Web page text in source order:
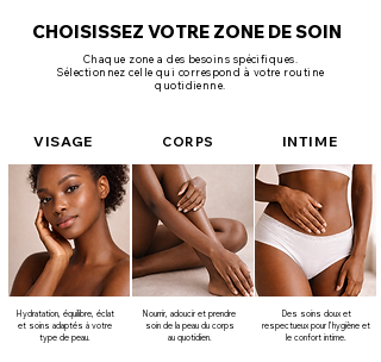
CHOISISSEZ VOTRE ZONE DE SOIN
Chaque zone a des besoins spécifiques.
Sélectionnez celle qui correspond à votre routine
quotidienne.
VISAGE
Hydratation, équilibre, éclat
et soins adaptés à votre
type de peau.
CORPS INTIME
Nourrir, adoucir et prendre
soin de la peau du corps
au quotidien.
Des soins doux et
respectueux pour l’hygiène et
le confort intime.